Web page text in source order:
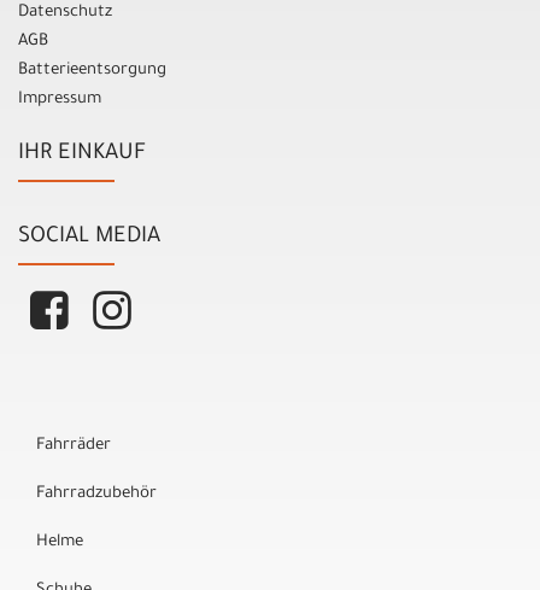
Datenschutz
AGB
Batterieentsorgung
Impressum
IHR EINKAUF
SOCIAL MEDIA
Fahrräder
Fahrradzubehör
Helme